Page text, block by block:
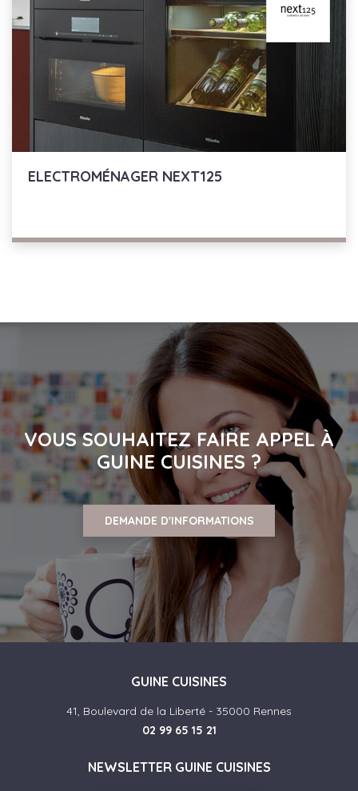
ELECTROMÉNAGER NEXT125
VOUS SOUHAITEZ FAIRE APPEL À
GUINE CUISINES ?
DEMANDE D'INFORMATIONS
GUINE CUISINES
41, Boulevard de la Liberté - 35000 Rennes
02 99 65 15 21
NEWSLETTER GUINE CUISINES